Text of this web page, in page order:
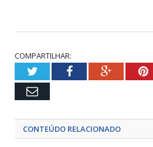
COMPARTILHAR:
TwitterFacebookGoogle+
Email
CONTEÚDO RELACIONADO